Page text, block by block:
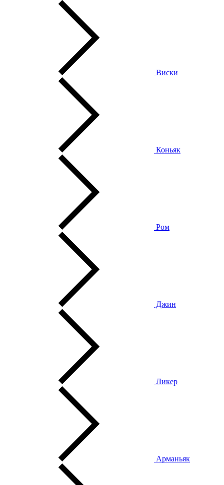
Виски
Коньяк
Ром
Джин
Ликер
Арманьяк